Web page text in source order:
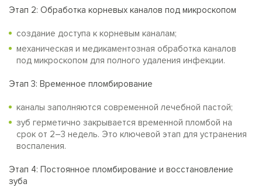
Этап 2: Обработка корневых каналов под микроскопом
создание доступа к корневым каналам;
механическая и медикаментозная обработка каналов
под микроскопом для полного удаления инфекции.
Этап 3: Временное пломбирование
каналы заполняются современной лечебной пастой;
зуб герметично закрывается временной пломбой на
срок от 2–3 недель. Это ключевой этап для устранения
воспаления.
Этап 4: Постоянное пломбирование и восстановление
зуба